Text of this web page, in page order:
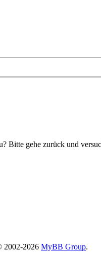
Bitte gehe zurück und
2002-2026 MyBB Group.